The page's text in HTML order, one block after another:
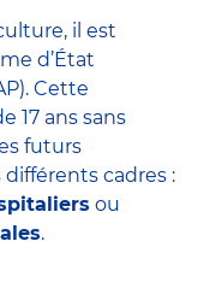
il est
d’État
Cette
17 ans sans
futurs
cadres :
ou
.